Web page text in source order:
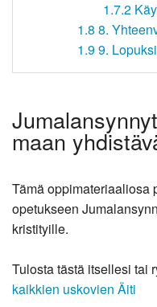
1.7.2
1.8 8.
1.99.
maan
Tämä oppimateriaaliosa
opetukseen
kristityille.
Tulosta tästä itsellesi tai
kaikkien uskovien Äiti